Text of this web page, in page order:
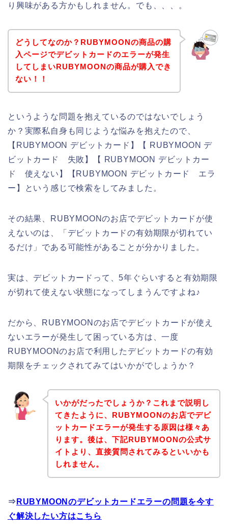
り興味がある方かもしれません。でも、、、。
どうしてなのか？RUBYMOONの商品の購
入ページでデビットカードのエラーが発生
してしまいRUBYMOONの商品が購入でき
ない！！
というような問題を抱えているのではないでしょう
か？実際私自身も同じような悩みを抱えたので、
【RUBYMOON デビットカード】【 RUBYMOON デ
ビットカード 失敗】【 RUBYMOON デビットカー
ド 使えない】【RUBYMOON デビットカード エラ
ー】という感じで検索をしてみました。
その結果、RUBYMOONのお店でデビットカードが使
えないのは、「デビットカードの有効期限が切れてい
るだけ」である可能性があることが分かりました。
実は、デビットカードって、5年ぐらいすると有効期限
が切れて使えない状態になってしまうんですよね♪
だから、RUBYMOONのお店でデビットカードが使え
ないエラーが発生して困っている方は、一度
RUBYMOONのお店で利用したデビットカードの有効
期限をチェックされてみてはいかがでしょうか？
いかがだったでしょうか？これまで説明し
てきたように、RUBYMOONのお店でデビ
ットカードエラーが発生する原因は様々あ
ります。後は、下記RUBYMOONの公式サ
イトより、直接質問されてみるといいかも
しれません。
⇒ RUBYMOONのデビットカードエラーの問題を今す
ぐ解決したい方はこちら